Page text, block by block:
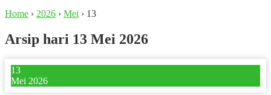
Home › 2026 › Mei › 13
Arsip hari 13 Mei 2026
13
Mei 2026